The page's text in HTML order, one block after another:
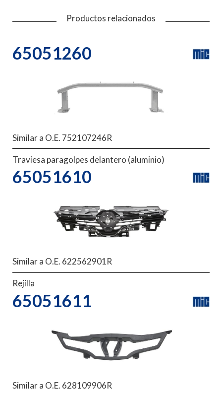
Productos relacionados
65051260
Similar a O.E. 752107246R
Traviesa paragolpes delantero (aluminio)
65051610
Similar a O.E. 622562901R
Rejilla
65051611
Similar a O.E. 628109906R